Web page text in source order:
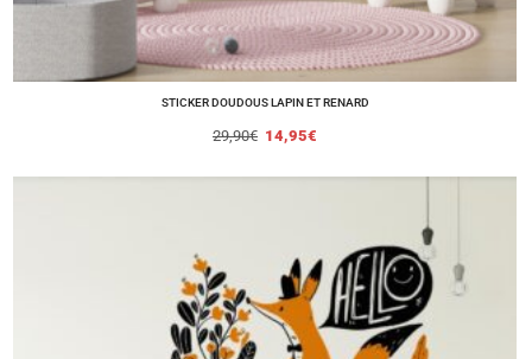
STICKER DOUDOUS LAPIN ET RENARD
29,90€ 14,95€